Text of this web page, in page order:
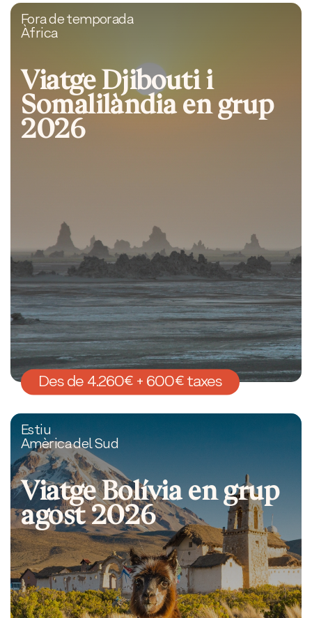
Fora de temporada
Àfrica
Viatge Djibouti i
Somalilàndia en grup
2026
Des de 4.260€ + 600€ taxes
Estiu
Amèrica del Sud
Viatge Bolívia en grup
agost 2026